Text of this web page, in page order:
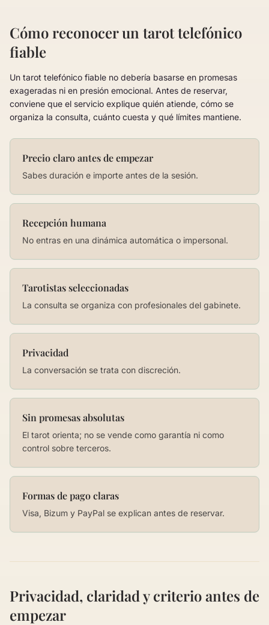
Cómo reconocer un tarot telefónico
fiable
Un tarot telefónico fiable no debería basarse en promesas
exageradas ni en presión emocional. Antes de reservar,
conviene que el servicio explique quién atiende, cómo se
organiza la consulta, cuánto cuesta y qué límites mantiene.
Precio claro antes de empezar
Sabes duración e importe antes de la sesión.
Recepción humana
No entras en una dinámica automática o impersonal.
Tarotistas seleccionadas
La consulta se organiza con profesionales del gabinete.
Privacidad
La conversación se trata con discreción.
Sin promesas absolutas
El tarot orienta; no se vende como garantía ni como
control sobre terceros.
Formas de pago claras
Visa, Bizum y PayPal se explican antes de reservar.
Privacidad, claridad y criterio antes de
empezar